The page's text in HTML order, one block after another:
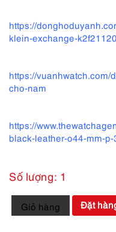
https://
klein-exchange-
https://
cho-nam
https://
black-leather-o44-mm-
Số lượng: 1
1821-
Đồng
Giỏ hàng Đặt